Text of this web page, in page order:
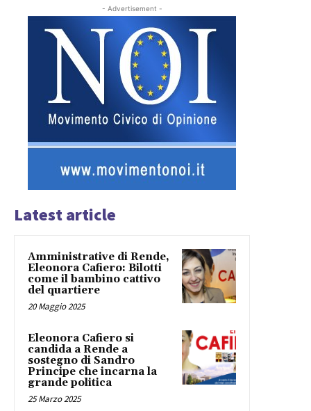
- Advertisement -
Latest article
Amministrative di Rende,
Eleonora Cafiero: Bilotti
come il bambino cattivo
del quartiere
20 Maggio 2025
Eleonora Cafiero si
candida a Rende a
sostegno di Sandro
Principe che incarna la
grande politica
25 Marzo 2025